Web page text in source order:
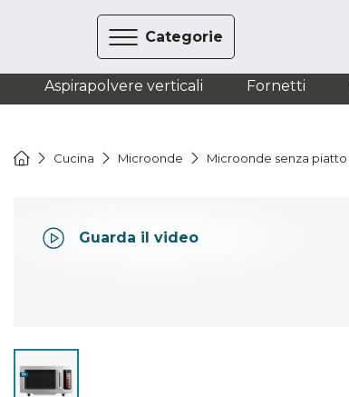
Categorie
Aspirapolvere verticali Fornetti
Cucina Microonde Microonde senza piatto
Guarda il video